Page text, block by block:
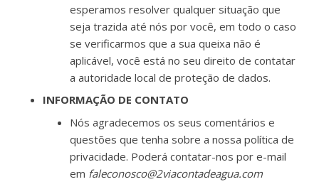
esperamos resolver qualquer situação que
seja trazida até nós por você, em todo o caso
se verificarmos que a sua queixa não é
aplicável, você está no seu direito de contatar
a autoridade local de proteção de dados.
INFORMAÇÃO DE CONTATO
Nós agradecemos os seus comentários e
questões que tenha sobre a nossa política de
privacidade. Poderá contatar-nos por e-mail
em faleconosco@2viacontadeagua.com